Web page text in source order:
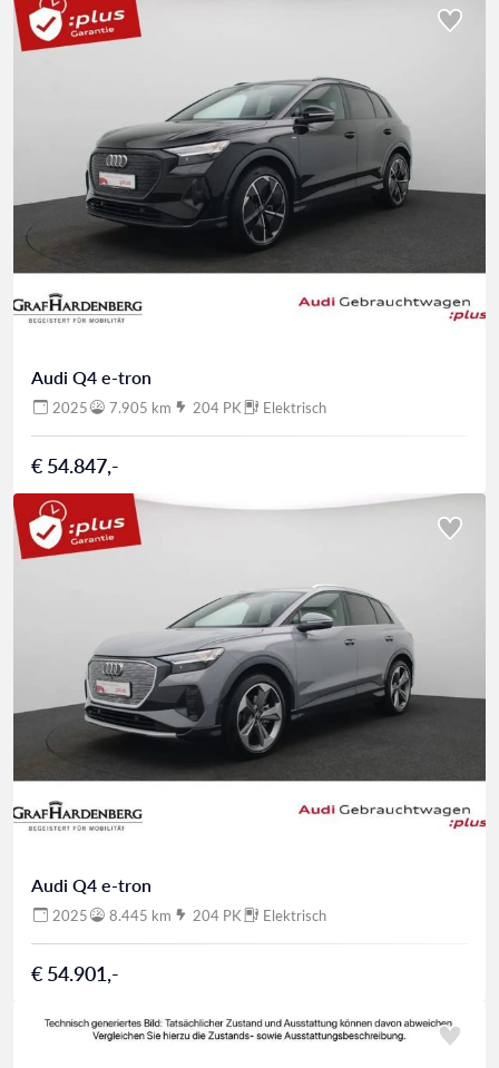
Audi Q4 e-tron
2025 7.905 km 204 PK Elektrisch
€ 54.847,-
Audi Q4 e-tron
2025 8.445 km 204 PK Elektrisch
€ 54.901,-